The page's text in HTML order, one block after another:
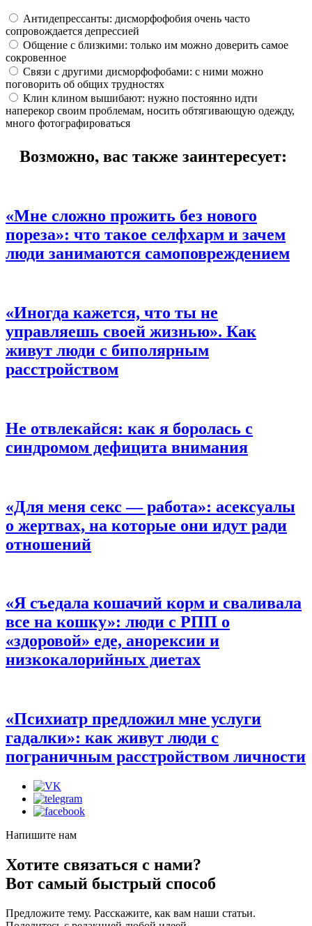
Антидепрессанты: дисморфофобия очень часто
сопровождается депрессией
Общение с близкими: только им можно доверить самое
сокровенное
Связи с другими дисморфофобами: с ними можно
поговорить об общих трудностях
Клин клином вышибают: нужно постоянно идти
наперекор своим проблемам, носить обтягивающую одежду,
много фотографироваться
Возможно, вас также заинтересует:
«Мне сложно прожить без нового
пореза»: что такое селфхарм и зачем
люди занимаются самоповреждением
«Иногда кажется, что ты не
управляешь своей жизнью». Как
живут люди с биполярным
расстройством
Не отвлекайся: как я боролась с
синдромом дефицита внимания
«Для меня секс — работа»: асексуалы
о жертвах, на которые они идут ради
отношений
«Я съедала кошачий корм и сваливала
все на кошку»: люди с РПП о
«здоровой» еде, анорексии и
низкокалорийных диетах
«Психиатр предложил мне услуги
гадалки»: как живут люди с
пограничным расстройством личности
Напишите нам
Хотите связаться с нами?
Вот самый быстрый способ
Предложите тему. Расскажите, как вам наши статьи.